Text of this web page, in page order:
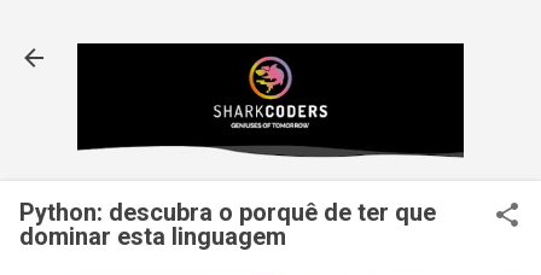
Python: descubra o porquê de ter que
dominar esta linguagem